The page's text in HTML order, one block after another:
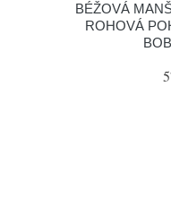
BÉŽOVÁ
ROHOVÁ